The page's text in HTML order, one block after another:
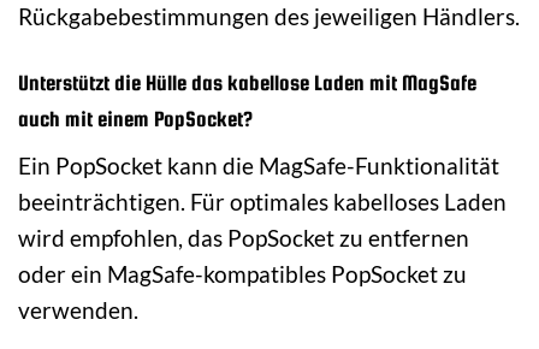
Rückgabebestimmungen des jeweiligen Händlers.
Unterstützt die Hülle das kabellose Laden mit MagSafe
auch mit einem PopSocket?
Ein PopSocket kann die MagSafe-Funktionalität
beeinträchtigen. Für optimales kabelloses Laden
wird empfohlen, das PopSocket zu entfernen
oder ein MagSafe-kompatibles PopSocket zu
verwenden.